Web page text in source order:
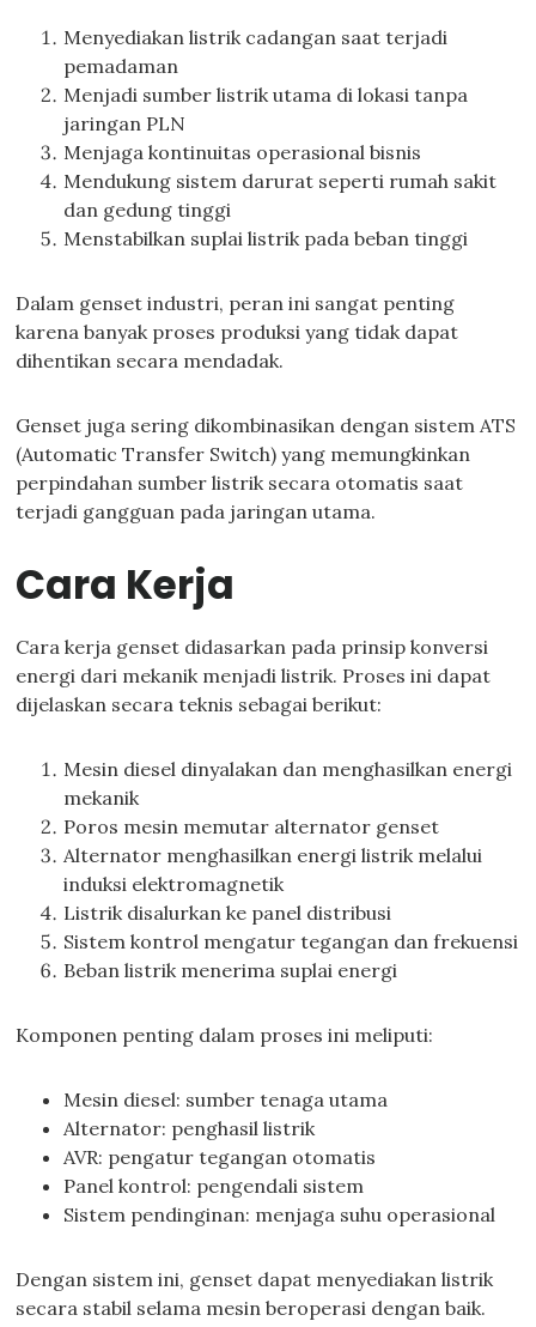
Menyediakan listrik cadangan saat terjadi
pemadaman
Menjadi sumber listrik utama di lokasi tanpa
jaringan PLN
Menjaga kontinuitas operasional bisnis
Mendukung sistem darurat seperti rumah sakit
dan gedung tinggi
Menstabilkan suplai listrik pada beban tinggi
Dalam genset industri, peran ini sangat penting
karena banyak proses produksi yang tidak dapat
dihentikan secara mendadak.
Genset juga sering dikombinasikan dengan sistem ATS
(Automatic Transfer Switch) yang memungkinkan
perpindahan sumber listrik secara otomatis saat
terjadi gangguan pada jaringan utama.
Cara Kerja
Cara kerja genset didasarkan pada prinsip konversi
energi dari mekanik menjadi listrik. Proses ini dapat
dijelaskan secara teknis sebagai berikut:
Mesin diesel dinyalakan dan menghasilkan energi
mekanik
Poros mesin memutar alternator genset
Alternator menghasilkan energi listrik melalui
induksi elektromagnetik
Listrik disalurkan ke panel distribusi
Sistem kontrol mengatur tegangan dan frekuensi
Beban listrik menerima suplai energi
Komponen penting dalam proses ini meliputi:
Mesin diesel: sumber tenaga utama
Alternator: penghasil listrik
AVR: pengatur tegangan otomatis
Panel kontrol: pengendali sistem
Sistem pendinginan: menjaga suhu operasional
Dengan sistem ini, genset dapat menyediakan listrik
secara stabil selama mesin beroperasi dengan baik.